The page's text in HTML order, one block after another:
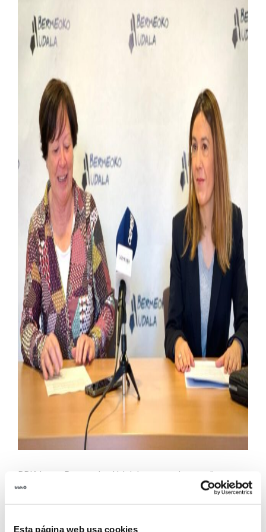
Esta página web usa cookies
2023an “Herriz Herri” programaren babespean
herrian egingo diren inpaktu sozial edo gizarte-eragin